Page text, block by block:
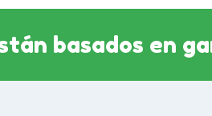
basados en